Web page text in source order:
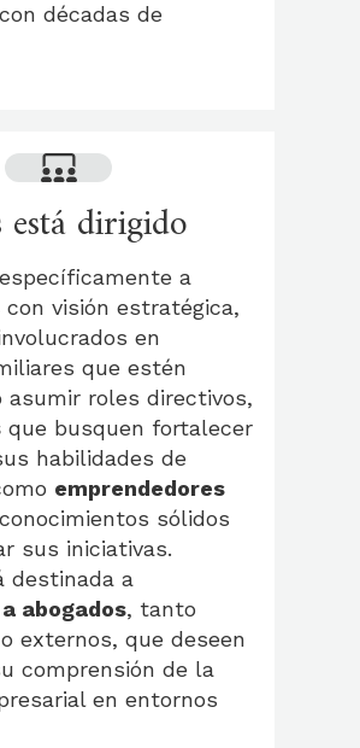
décadas de
dirigido
a
con visión estratégica,
en
que estén
asumir roles directivos,
que busquen fortalecer
habilidades de
emprendedores
sólidos
sus iniciativas.
destinada a
abogados, tanto
externos, que deseen
comprensión de la
en entornos